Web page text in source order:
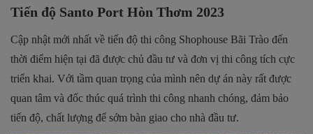
Tiến độ Santo Port Hòn Thơm 2023
Cập nhật mới nhất về tiến độ thi công Shophouse Bãi Trào đến
thời điểm hiện tại đã được chủ đầu tư và đơn vị thi công tích cực
triển khai. Với tầm quan trọng của mình nên dự án này rất được
quan tâm và đốc thúc quá trình thi công nhanh chóng, đảm bảo
tiến độ, chất lượng để sớm bàn giao cho nhà đầu tư.